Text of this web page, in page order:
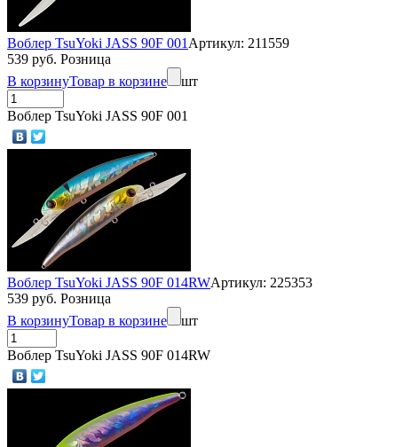
Воблер TsuYoki JASS 90F 001 Артикул: 211559
539 руб. Розница
В корзинуТовар в корзине шт
Воблер TsuYoki JASS 90F 001
Воблер TsuYoki JASS 90F 014RWАртикул: 225353
539 руб. Розница
В корзинуТовар в корзине шт
Воблер TsuYoki JASS 90F 014RW